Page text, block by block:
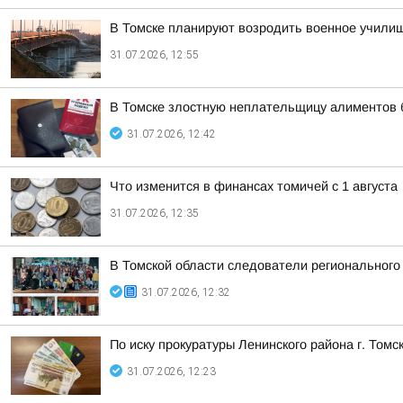
В Томске планируют возродить военное
31.07.2026, 12:55
В Томске злостную неплательщицу алиментов
31.07.2026, 12:42
Что изменится в финансах томичей с 1 августа
31.07.2026, 12:35
В Томской области следователи
31.07.2026, 12:32
По иску прокуратуры Ленинского района г.
31.07.2026, 12:23